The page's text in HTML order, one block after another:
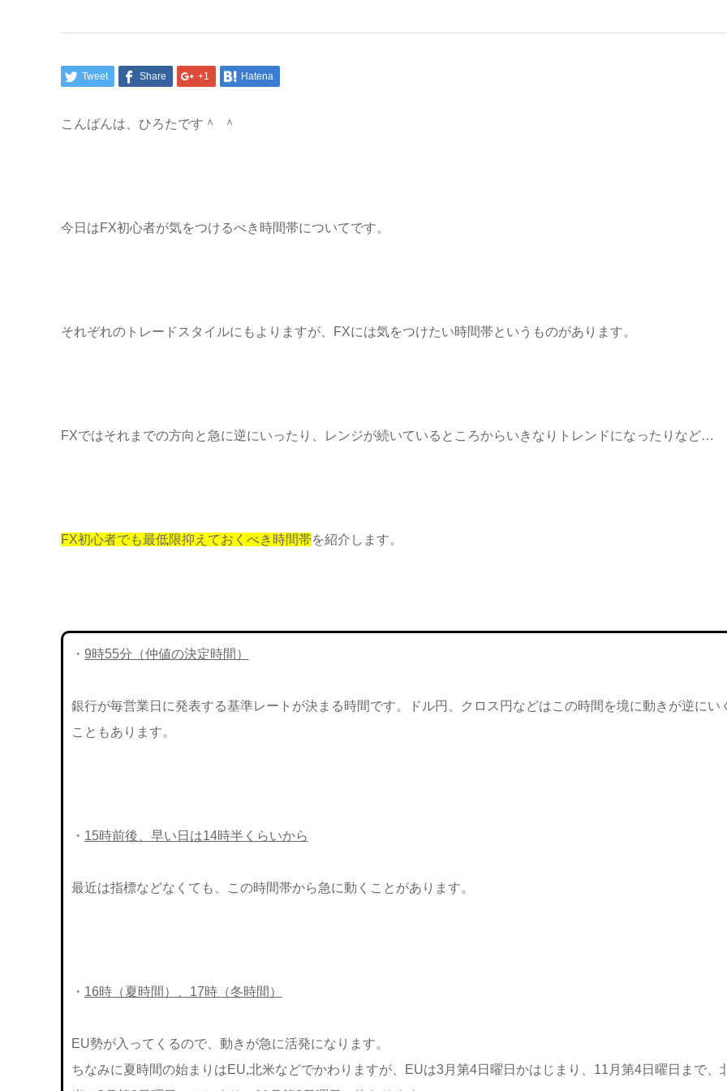
Tweet Share +1 Hatena
こんばんは、ひろたです＾ ＾
今日はFX初心者が気をつけるべき時間帯についてです。
それぞれのトレードスタイルにもよりますが、FXには気をつけたい時間帯というものがあります。
FXではそれまでの方向と急に逆にいったり、レンジが続いているところからいきなりトレンドになったりなど…
FX初心者でも最低限抑えておくべき時間帯を紹介します。
・ 9時55分（仲値の決定時間）
銀行が毎営業日に発表する基準レートが決まる時間です。ドル円、クロス円などはこの時間を境に動きが逆にい
こともあります。
・ 15時前後、早い日は14時半くらいから
最近は指標などなくても、この時間帯から急に動くことがあります。
・ 16時（夏時間）、17時（冬時間）
EU勢が入ってくるので、動きが急に活発になります。
ちなみに夏時間の始まりはEU,北米などでかわりますが、EUは3月第4日曜日かはじまり、11月第4日曜日まで、